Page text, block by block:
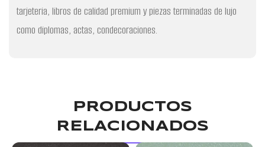
tarjeteria, libros de calidad premium y piezas terminadas de lujo
como diplomas, actas, condecoraciones.
PRODUCTOS
RELACIONADOS